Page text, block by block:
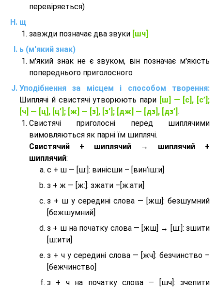
перевіряеться)
щ
завжди позначає два звуки [шч]
ь (м'який знак)
м'який знак не є звуком, він позначає м'якість
попереднього приголосного
Уподібнення за місцем і способом творення:
Шиплячі й свистячі утворюють пари [ш] — [c], [с’];
[ч] — [ц], [ц’]; [ж] — [з], [з’]; [дж] — [дз], [дз’] .
Свистячі приголосні перед шиплячими
вимовляються як парні їм шиплячі.
Cвистячий + шиплячий → шиплячий +
шиплячий:
с + ш — [ш:]: винісши – [вин’іш:и]
з + ж — [ж:]: зжати –[ж:ати]
з + ш у середині слова — [жш]: безшумний
[бежшумний]
з + ш на початку слова — [жш] → [ш:]: зшити
[ш:ити]
з + ч у середині слова — [жч]: безчинство –
[бежчинство]
з + ч на початку слова — [шч]: зчепити